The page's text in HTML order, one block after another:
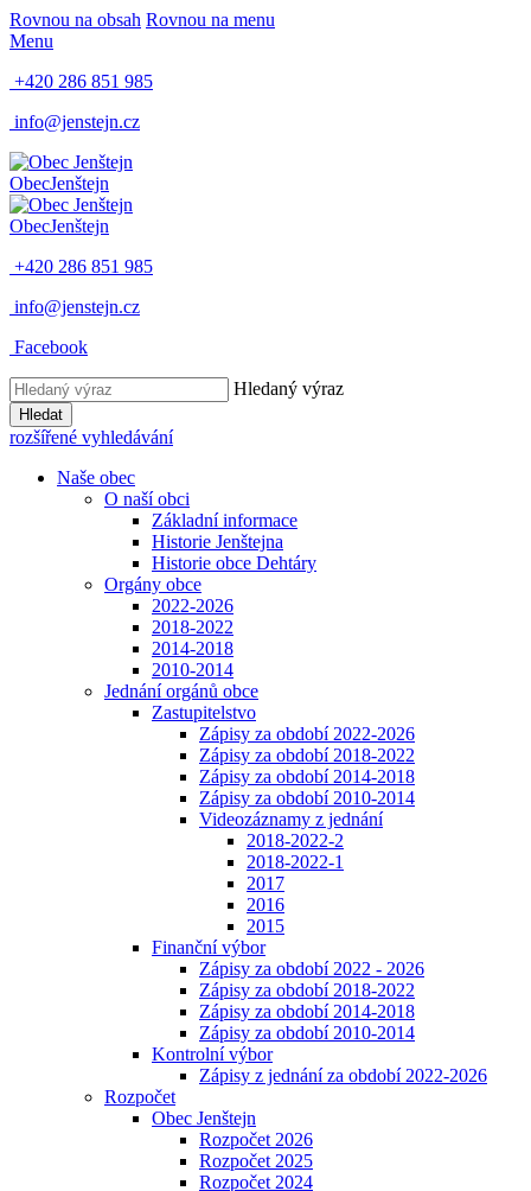
Rovnou na obsah Rovnou na menu
Menu
+420 286 851 985
info@jenstejn.cz
ObecJenštejn
ObecJenštejn
+420 286 851 985
info@jenstejn.cz
Facebook
Hledaný výraz
Hledat
rozšířené vyhledávání
Naše obec
O naší obci
Základní informace
Historie Jenštejna
Historie obce Dehtáry
Orgány obce
2022-2026
2018-2022
2014-2018
2010-2014
Jednání orgánů obce
Zastupitelstvo
Zápisy za období 2022-2026
Zápisy za období 2018-2022
Zápisy za období 2014-2018
Zápisy za období 2010-2014
Videozáznamy z jednání
2018-2022-2
2018-2022-1
2017
2016
2015
Finanční výbor
Zápisy za období 2022 - 2026
Zápisy za období 2018-2022
Zápisy za období 2014-2018
Zápisy za období 2010-2014
Kontrolní výbor
Zápisy z jednání za období 2022-2026
Rozpočet
Obec Jenštejn
Rozpočet 2026
Rozpočet 2025
Rozpočet 2024